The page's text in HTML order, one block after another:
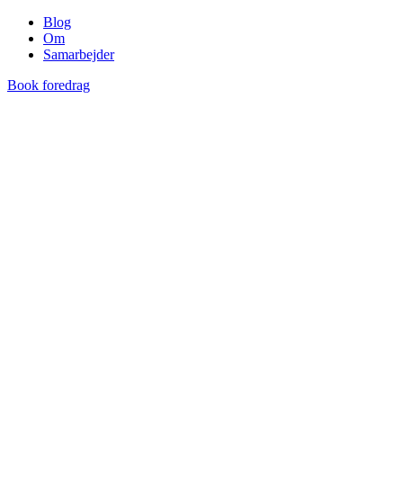
Blog
Om
Samarbejder
Book foredrag